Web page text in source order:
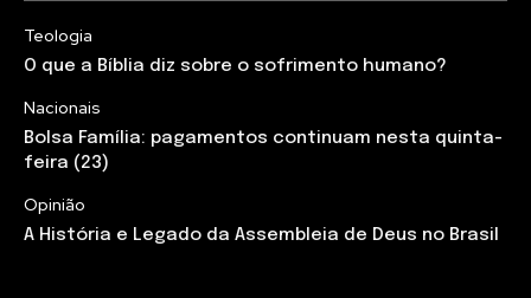
Teologia
O que a Bíblia diz sobre o sofrimento humano?
Nacionais
Bolsa Família: pagamentos continuam nesta quinta-
feira (23)
Opinião
A História e Legado da Assembleia de Deus no Brasil